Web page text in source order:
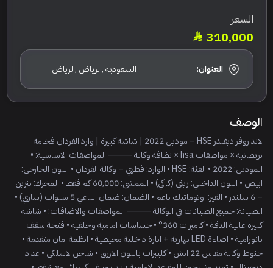
السعر
310,000
العنوان: السعودية ,الرياض ,الرياض
الوصف
لاند روفر ديفندر HSE – موديل 2022 | شاشة كبيرة | وارد الفردان فخامة
بريطانية × مواصفات hsa × نظافة وكالة ⸻ المواصفات الاساسية: •
الموديل: 2022 • الفئة: HSE • الوارد: قطري – وكالة الفردان • اللون الخارجي:
ابيض • اللون الداخلي: زيتي (كاكي) • الممشى: 60,000 كم فقط • المحرك: بنزين
– 6 سلندر • القير: اوتوماتيك ناعم • الضمان: ضمان الناغي 5 سنوات (ساري) •
الصيانة: جميع الصيانات في الوكالة ⸻ المواصفات والاضافات: • شاشة
كبيرة عالية الدقة • كاميرات 360° • حساسات امامية وخلفية • فتحة سقف
بانورامية • اضاءة LED نهارية + انارة داخلية محيطية • انظمة امان متقدمة •
جنوط وكالة مقاس 22 انش • كليبرات باللون الازرق • شاحن لاسلكي • عداد